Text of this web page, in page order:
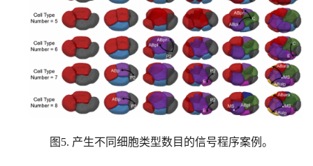
图 5. 产生不同细胞类型数目的信号程序案例。